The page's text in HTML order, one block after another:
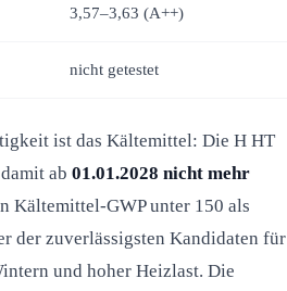
3,57–3,63 (A++)
nicht getestet
ist das Kältemittel: Die H HT
ab 01.01.2028 nicht mehr
Kältemittel-GWP unter 150 als
der zuverlässigsten Kandidaten für
und hoher Heizlast. Die